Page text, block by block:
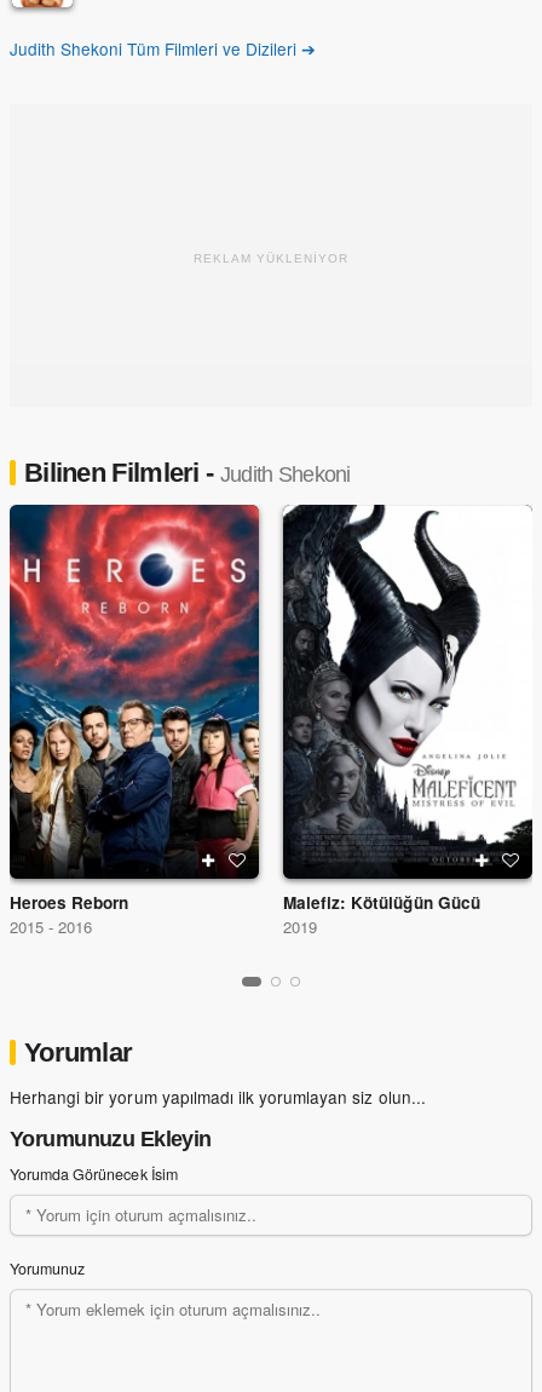
Judith Shekoni Tüm Filmleri ve Dizileri ➔
REKLAM YÜKLENİYOR
Bilinen Filmleri - Judith Shekoni
Heroes Reborn
2015 - 2016
Malefiz: Kötülüğün Gücü
2019
Yorumlar
Herhangi bir yorum yapılmadı ilk yorumlayan siz olun...
Yorumunuzu Ekleyin
Yorumda Görünecek İsim
Yorumunuz